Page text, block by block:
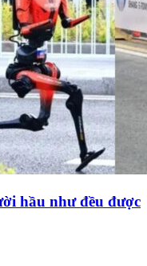
hầu như đều được